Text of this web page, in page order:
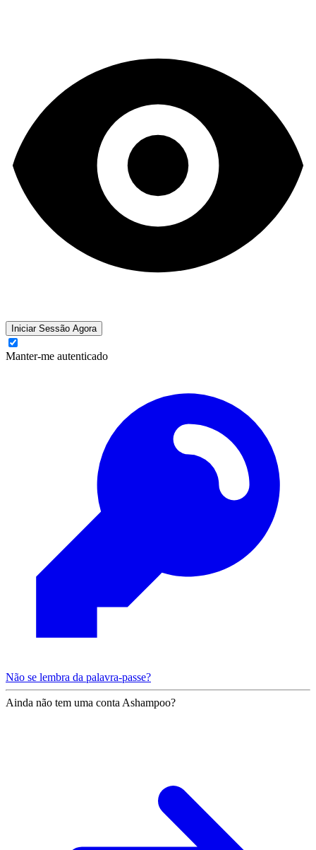
Iniciar Sessão Agora
Manter-me autenticado
Não se lembra da palavra-passe?
Ainda não tem uma conta Ashampoo?